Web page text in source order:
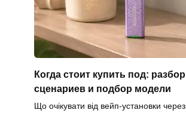
Когда стоит купить под: разбор
сценариев и подбор модели
Що очікувати від вейп-установки через